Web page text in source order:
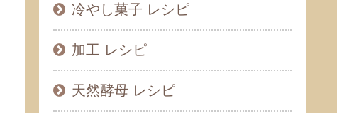
冷やし菓子 レシピ
加工 レシピ
天然酵母 レシピ